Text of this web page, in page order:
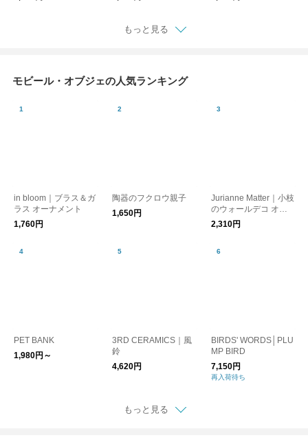
もっと見る
モビール・オブジェの人気ランキング
in bloom｜ブラス＆ガ
ラス オーナメント
1,760円
陶器のフクロウ親子
1,650円
Jurianne Matter｜小枝
のウォールデコ オー
クル［メール便］
2,310円
PET BANK
1,980円～
3RD CERAMICS｜風
鈴
4,620円
BIRDS' WORDS│PLU
MP BIRD
7,150円
再入荷待ち
もっと見る